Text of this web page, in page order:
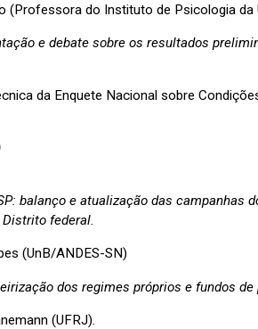
(Professora do Instituto de Psicologia da
e debate sobre os resultados
da Enquete Nacional sobre
balanço e atualização das campanhas
federal.
(UnB/ANDES-SN)
dos regimes próprios e fundos de
(UFRJ).